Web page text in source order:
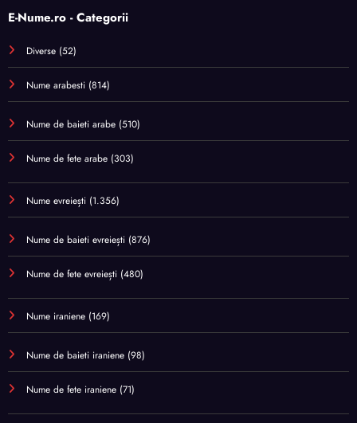
E-Nume.ro - Categorii
Diverse (52)
Nume arabesti (814)
Nume de baieti arabe (510)
Nume de fete arabe (303)
Nume evreiești (1.356)
Nume de baieti evreiești (876)
Nume de fete evreiești (480)
Nume iraniene (169)
Nume de baieti iraniene (98)
Nume de fete iraniene (71)